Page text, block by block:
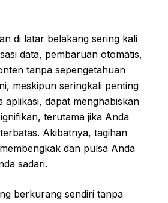
di latar belakang sering kali
data, pembaruan otomatis,
tanpa sepengetahuan
meskipun seringkali penting
aplikasi, dapat menghabiskan
terutama jika Anda
Akibatnya, tagihan
dan pulsa Anda
sadari.
berkurang sendiri tanpa